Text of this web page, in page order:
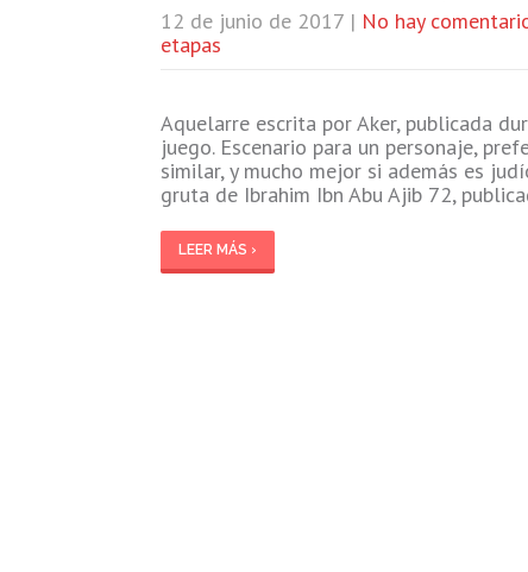
12 de junio de 2017 | No hay
etapas
Aquelarre escrita por Aker, publicada
juego. Escenario para un personaje,
similar, y mucho mejor si además es
gruta de Ibrahim Ibn Abu Ajib 72,
LEER MÁS ›